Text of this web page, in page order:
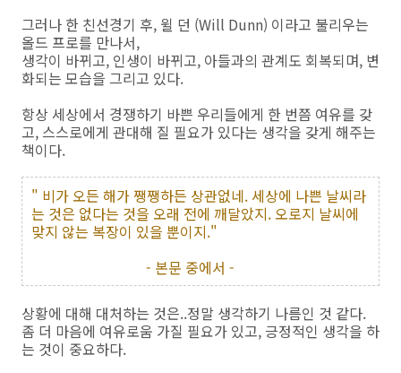
그러나 한 친선경기 후, 윌 던 (Will Dunn) 이라고 불리우는
올드 프로를 만나서,
생각이 바뀌고, 인생이 바뀌고, 아들과의 관계도 회복되며, 변
화되는 모습을 그리고 있다.
항상 세상에서 경쟁하기 바쁜 우리들에게 한 번쯤 여유를 갖
고, 스스로에게 관대해 질 필요가 있다는 생각을 갖게 해주는
책이다.
" 비가 오든 해가 쨍쨍하든 상관없네. 세상에 나쁜 날씨라
는 것은 없다는 것을 오래 전에 깨달았지. 오로지 날씨에
맞지 않는 복장이 있을 뿐이지."
- 본문 중에서 -
상황에 대해 대처하는 것은..정말 생각하기 나름인 것 같다.
좀 더 마음에 여유로움 가질 필요가 있고, 긍정적인 생각을 하
는 것이 중요하다.